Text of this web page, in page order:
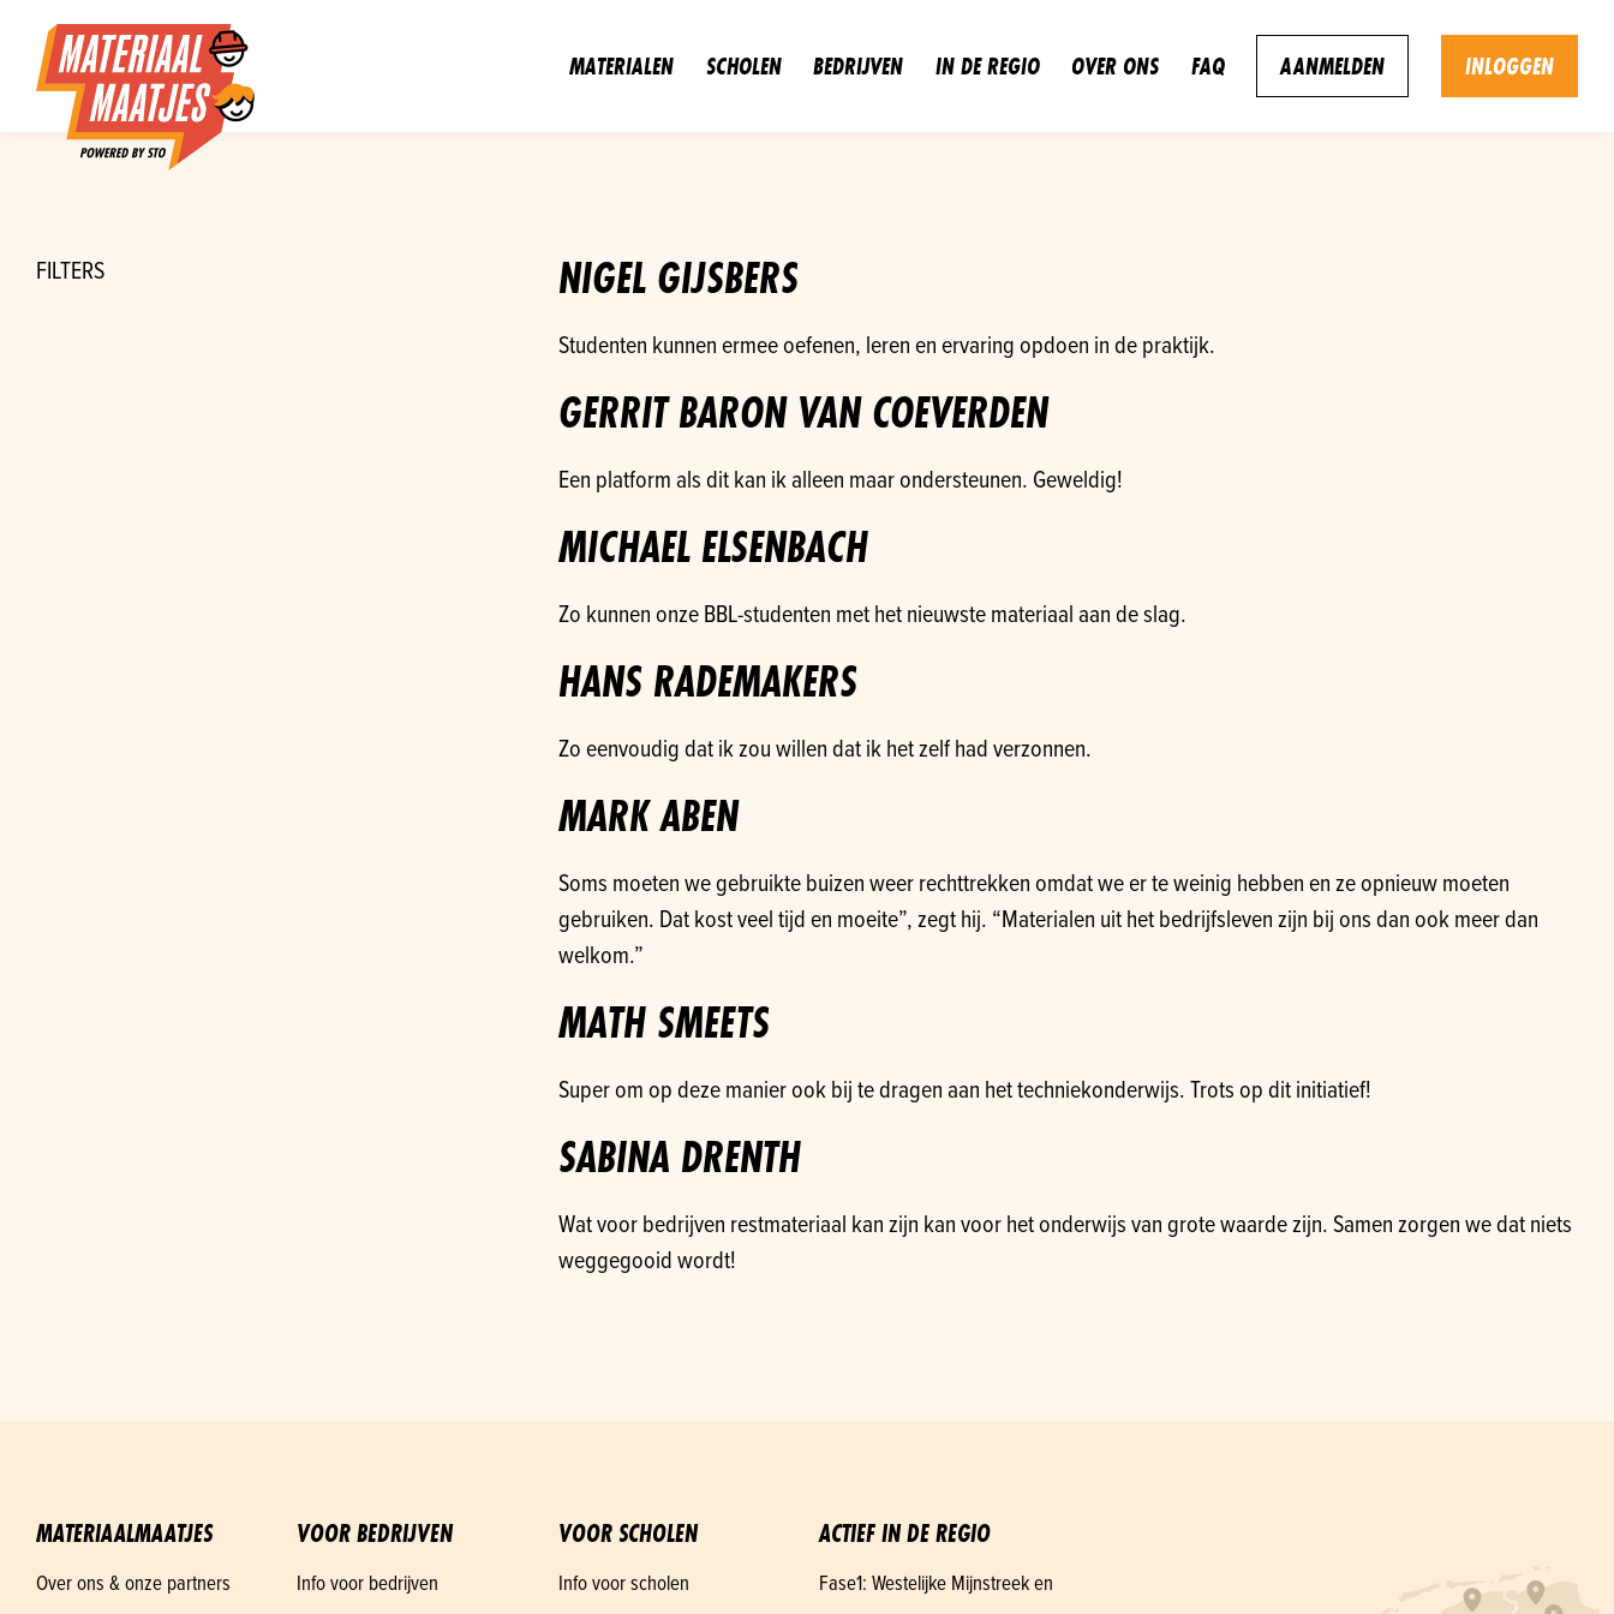
MATERIALEN SCHOLEN BEDRIJVEN IN DE REGIO OVER ONS FAQ AANMELDEN INLOGGEN
FILTERS NIGEL GIJSBERS
Studenten kunnen ermee oefenen, leren en ervaring opdoen in de praktijk.
GERRIT BARON VAN COEVERDEN
Een platform als dit kan ik alleen maar ondersteunen. Geweldig!
MICHAEL ELSENBACH
Zo kunnen onze BBL-studenten met het nieuwste materiaal aan de slag.
HANS RADEMAKERS
Zo eenvoudig dat ik zou willen dat ik het zelf had verzonnen.
MARK ABEN
Soms moeten we gebruikte buizen weer rechttrekken omdat we er te weinig hebben en ze opnieuw moeten
gebruiken. Dat kost veel tijd en moeite”, zegt hij. “Materialen uit het bedrijfsleven zijn bij ons dan ook meer dan
welkom.”
MATH SMEETS
Super om op deze manier ook bij te dragen aan het techniekonderwijs. Trots op dit initiatief!
SABINA DRENTH
Wat voor bedrijven restmateriaal kan zijn kan voor het onderwijs van grote waarde zijn. Samen zorgen we dat niets
weggegooid wordt!
MATERIAALMAATJES
Over ons & onze partners
VOOR BEDRIJVEN
Info voor bedrijven
VOOR SCHOLEN
Info voor scholen
ACTIEF IN DE REGIO
Fase1: Westelijke Mijnstreek en